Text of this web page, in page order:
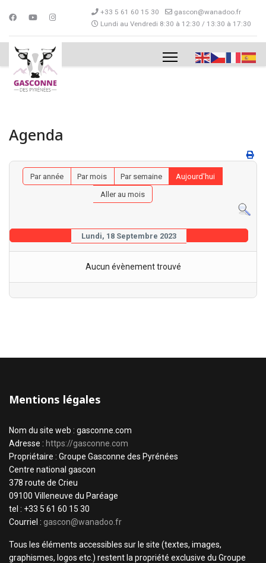
+33 5 61 60 15 30
gascon@wanadoo.fr
Lundi au Vendredi 8:30 à 12:30 / 13:30 à 17:30
Agenda
Par année Par mois Par semaine
Aujourd'hui
Aller au mois
Lundi, 18 Septembre 2023
Aucun évènement trouvé
Mentions légales
Nom du site web : gasconne.com
Adresse : https://gasconne.com
Propriétaire : Groupe Gasconne des Pyrénées
Centre national gascon
378 route de Crieu
09100 Villeneuve du Paréage
tel : +33 5 61 60 15 30
Courriel : gascon@wanadoo.fr
Tous les éléments accessibles sur le site (textes, images,
graphismes, logos etc.) restent la propriété exclusive du Groupe